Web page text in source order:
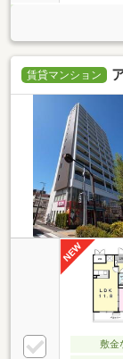
賃貸マンション
敷金